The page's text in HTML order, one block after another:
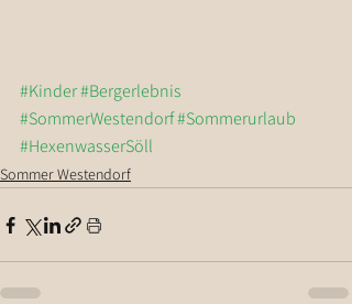
#Kinder#Bergerlebnis
#SommerWestendorf#Sommerurlaub
#HexenwasserSöll
Sommer Westendorf